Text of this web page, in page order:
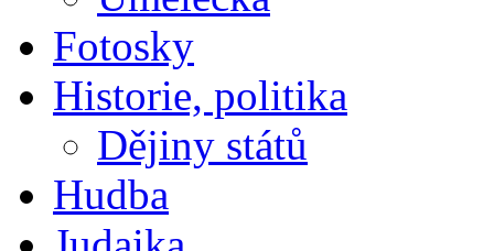
Fotosky
Historie, politika
Dějiny států
Hudba